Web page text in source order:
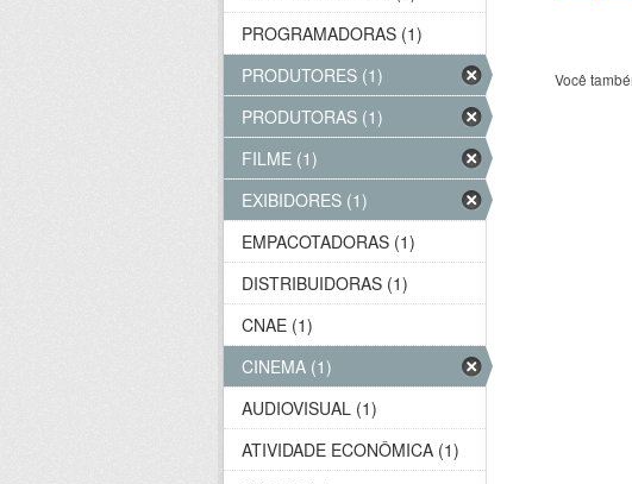
Você
PROGRAMADORAS (1)
PRODUTORES (1)
PRODUTORAS (1)
FILME (1)
EXIBIDORES (1)
EMPACOTADORAS (1)
DISTRIBUIDORAS (1)
CNAE (1)
CINEMA (1)
AUDIOVISUAL (1)
ATIVIDADE ECONÔMICA (1)